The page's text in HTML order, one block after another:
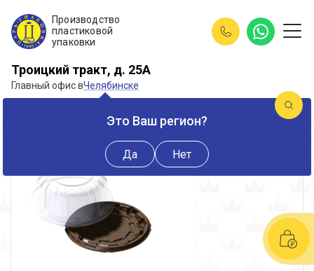
Производство
пластиковой
упаковки
Троицкий тракт, д. 25А
Главный офис вЧелябинске
Это Ваш регион?
Да Нет